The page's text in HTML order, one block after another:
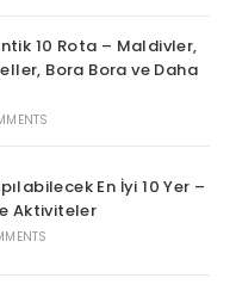
10 Rota – Maldivler,
Bora Bora ve Daha
En İyi 10 Yer –
Aktiviteler